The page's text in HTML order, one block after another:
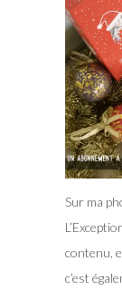
Sur ma
contenu,
c’est